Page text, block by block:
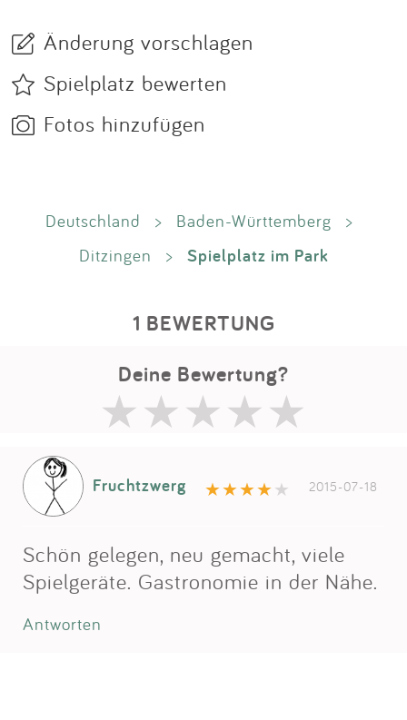
Änderung vorschlagen
Spielplatz bewerten
Fotos hinzufügen
Deutschland > Baden-Württemberg
>
Ditzingen
> Spielplatz im Park
1 BEWERTUNG
Deine Bewertung?
Fruchtzwerg 2015-07-18
Schön gelegen, neu gemacht, viele
Spielgeräte. Gastronomie in der Nähe.
Antworten